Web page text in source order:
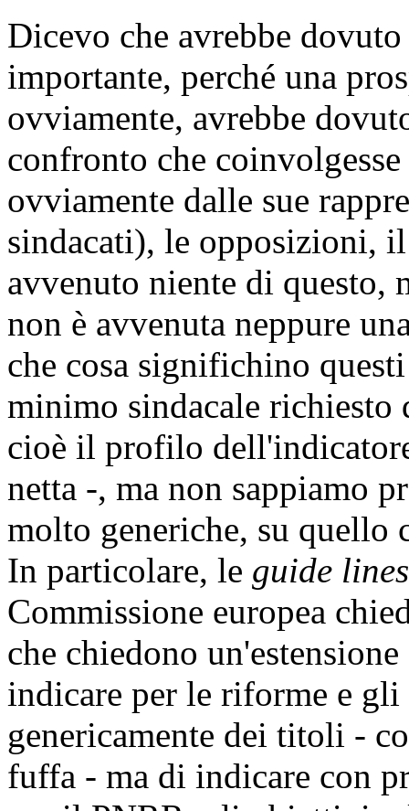
Dicevo che avrebbe
importante, perché una
ovviamente, avrebbe
confronto che
ovviamente dalle sue
sindacati), le opposizioni,
avvenuto niente di questo,
non è avvenuta neppure
che cosa significhino
minimo sindacale richiesto
cioè il profilo
netta -, ma non sappiamo
molto generiche, su quello
In particolare, le guide lines
Commissione europea
che chiedono
indicare per le riforme e
genericamente dei titoli -
fuffa - ma di indicare con